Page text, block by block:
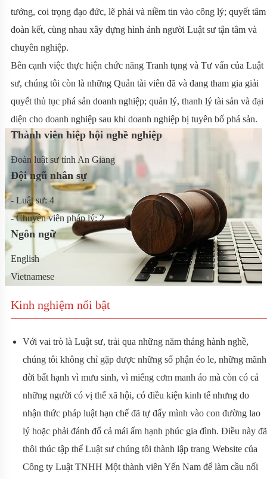
tưởng, coi trọng đạo đức, lẽ phải và niềm tin vào công lý; quyết tâm
đoàn kết, cùng nhau xây dựng hình ảnh người Luật sư tận tâm và
chuyên nghiệp.
Bên cạnh việc thực hiện chức năng Tranh tụng và Tư vấn của Luật
sư, chúng tôi còn là những Quản tài viên đã và đang tham gia giải
quyết thủ tục phá sản doanh nghiệp; quản lý, thanh lý tài sản và đại
diện cho doanh nghiệp sau khi doanh nghiệp bị tuyên bố phá sản.
Thành viên hiệp hội nghề nghiệp
Đoàn luật sư tỉnh An Giang
Đội ngũ nhân sự
- Luật sư: 4
- Chuyên viên pháp lý: 2
Ngôn ngữ
English
Vietnamese
Kinh nghiệm nổi bật
Với vai trò là Luật sư, trải qua những năm tháng hành nghề,
chúng tôi không chỉ gặp được những số phận éo le, những mãnh
đời bất hạnh vì mưu sinh, vì miếng cơm manh áo mà còn có cả
những người có vị thế xã hội, có điều kiện kinh tế nhưng do
nhận thức pháp luật hạn chế đã tự đẩy mình vào con đường lao
lý hoặc phải đánh đổ cả mái ấm hạnh phúc gia đình. Điều này đã
thôi thúc tập thể Luật sư chúng tôi thành lập trang Website của
Công ty Luật TNHH Một thành viên Yến Nam để làm cầu nối